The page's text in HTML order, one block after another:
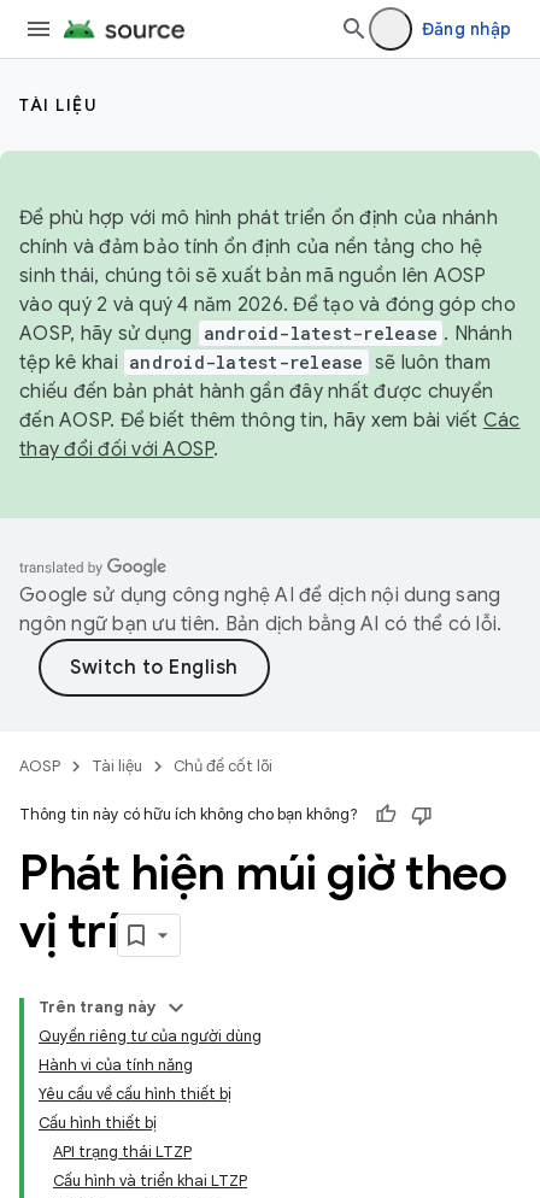
Đăng nhập
TÀI LIỆU
Để phù hợp với mô hình phát triển ổn định của nhánh
chính và đảm bảo tính ổn định của nền tảng cho hệ
sinh thái, chúng tôi sẽ xuất bản mã nguồn lên AOSP
vào quý 2 và quý 4 năm 2026. Để tạo và đóng góp cho
AOSP, hãy sử dụng
android-latest-release . Nhánh
tệp kê khai android-latest-release sẽ luôn tham
chiếu đến bản phát hành gần đây nhất được chuyển
đến AOSP. Để biết thêm thông tin, hãy xem bài viết Các
thay đổi đối với AOSP.
Google sử dụng công nghệ AI để dịch nội dung sang
ngôn ngữ bạn ưu tiên. Bản dịch bằng AI có thể có lỗi.
AOSP Tài liệu Chủ đề cốt lõi
Thông tin này có hữu ích không cho bạn không?
Phát hiện múi giờ theo
vị trí
Trên trang này
Quyền riêng tư của người dùng
Hành vi của tính năng
Yêu cầu về cấu hình thiết bị
Cấu hình thiết bị
API trạng thái LTZP
Cấu hình và triển khai LTZP